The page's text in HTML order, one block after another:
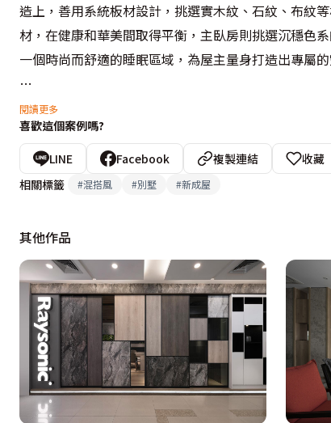
造上，善用系統板材設計，挑選實木紋、石紋、布紋
材，在健康和華美間取得平衡，主臥房則挑選沉穩色
一個時尚而舒適的睡眠區域，為屋主量身打造出專屬的
設計概念文字為「伸保木業股份有限公司」提供
閱讀更多
喜歡這個案例嗎?
LINE Facebook 複製連結
收藏
相關標籤
#混搭風 #別墅 #新成屋
其他作品